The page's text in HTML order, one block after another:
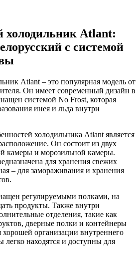
холодильник Atlant:
с системой
Atlant – это популярная модель от
Он имеет современный дизайн в
системой No Frost, которая
инея и льда внутри
холодильника Atlant является
Он состоит из двух
камеры и морозильной камеры.
для хранения свежих
– для замораживания и хранения
регулируемыми полками, на
продукты. Также внутри
отделения, такие как
дверные полки и контейнеры
хорошей организации внутреннего
легко находятся и доступны для